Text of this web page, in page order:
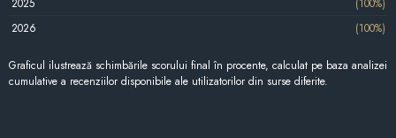
2026
(100%)
Graficul ilustrează schimbările scorului final în procente, calculat pe baza analizei
cumulative a recenziilor disponibile ale utilizatorilor din surse diferite.